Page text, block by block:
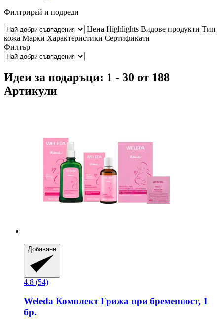
Филтрирай и подреди
Цена Highlights Видове продукти Тип
кожа Марки Характеристики Сертификати
Филтър
Идеи за подаръци: 1 - 30 от 188
Артикули
Добавяне
4.8 (54)
Weleda Комплект Грижа при бременност, 1
бр.